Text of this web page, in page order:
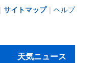
サイトマップ｜ ヘルプ
天気ニュース